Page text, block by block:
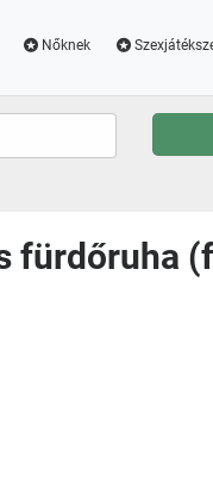
Nőknek
fürdőruha